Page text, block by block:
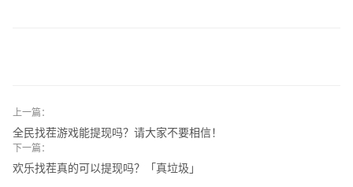
上一篇：
全民找茬游戏能提现吗？请大家不要相信！
下一篇：
欢乐找茬真的可以提现吗？「真垃圾」